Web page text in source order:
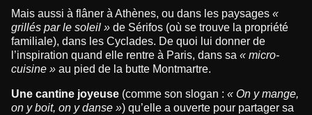
Mais aussi à flâner à Athènes, ou dans les paysages «
grillés par le soleil » de Sérifos (où se trouve la propriété
familiale), dans les Cyclades. De quoi lui donner de
l’inspiration quand elle rentre à Paris, dans sa « micro-
cuisine » au pied de la butte Montmartre.
Une cantine joyeuse (comme son slogan : « On y mange,
on y boit, on y danse ») qu’elle a ouverte pour partager sa